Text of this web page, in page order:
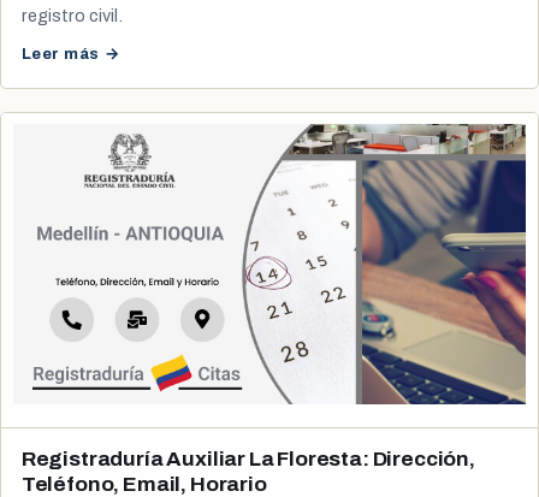
registro civil.
Leer más →
Registraduría Auxiliar La Floresta: Dirección,
Teléfono, Email, Horario